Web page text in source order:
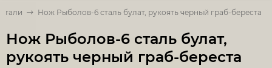
Нож Рыболов-6 сталь булат, рукоять черный граб-береста
Нож Рыболов-6 сталь булат,
рукоять черный граб-береста